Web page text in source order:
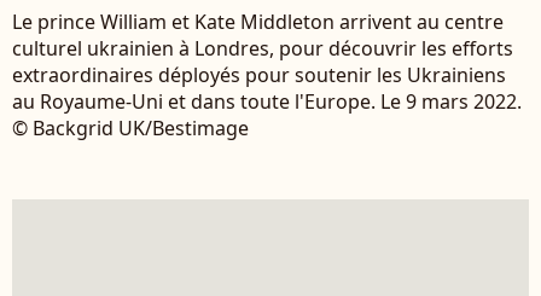
Le prince William et Kate Middleton arrivent au centre
culturel ukrainien à Londres, pour découvrir les efforts
extraordinaires déployés pour soutenir les Ukrainiens
au Royaume-Uni et dans toute l'Europe. Le 9 mars 2022.
© Backgrid UK/Bestimage